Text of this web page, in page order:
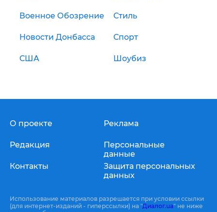
Военное Обозрение Стиль
Новости Донбасса Спорт
США Шоубиз
О проекте
Редакция
Контакты
Реклама
Персональные
данные
Защита персональных
данных
Использование материалов разрешается при условии ссылки
(для интернет-изданий - гиперссылки) на "Диалог.ua" не ниже